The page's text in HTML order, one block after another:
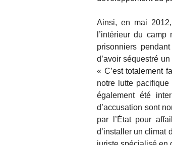
Ainsi, en mai
l’intérieur du
prisonniers
d’avoir séquestré
« C’est totalement
notre lutte
également été
d’accusation sont
par l’État pour
d’installer un climat